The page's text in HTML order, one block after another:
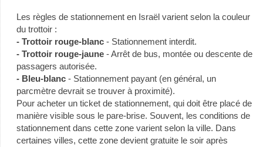
Les règles de stationnement en Israël varient selon la couleur
du trottoir :
- Trottoir rouge-blanc - Stationnement interdit.
- Trottoir rouge-jaune - Arrêt de bus, montée ou descente de
passagers autorisée.
- Bleu-blanc - Stationnement payant (en général, un
parcmètre devrait se trouver à proximité).
Pour acheter un ticket de stationnement, qui doit être placé de
manière visible sous le pare-brise. Souvent, les conditions de
stationnement dans cette zone varient selon la ville. Dans
certaines villes, cette zone devient gratuite le soir après